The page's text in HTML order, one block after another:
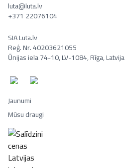
luta@luta.lv
+371 22076104
SIA Luta.lv
Reģ. Nr. 40203621055
Ūnijas iela 74-10, LV-1084, Rīga, Latvija
Jaunumi
Mūsu draugi